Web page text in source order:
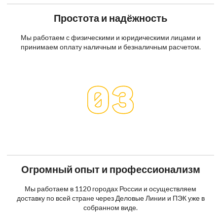
Простота и надёжность
Мы работаем с физическими и юридическими лицами и
принимаем оплату наличным и безналичным расчетом.
Огромный опыт и профессионализм
Мы работаем в 1120 городах России и осуществляем
доставку по всей стране через Деловые Линии и ПЭК уже в
собранном виде.